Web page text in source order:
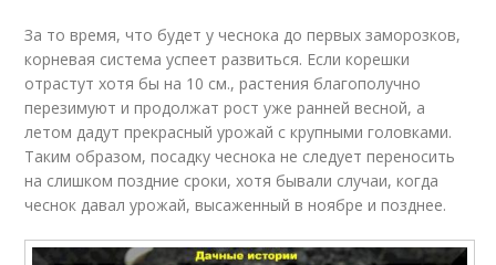
За то время, что будет у чеснока до первых заморозков,
корневая система успеет развиться. Если корешки
отрастут хотя бы на 10 см., растения благополучно
перезимуют и продолжат рост уже ранней весной, а
летом дадут прекрасный урожай с крупными головками.
Таким образом, посадку чеснока не следует переносить
на слишком поздние сроки, хотя бывали случаи, когда
чеснок давал урожай, высаженный в ноябре и позднее.